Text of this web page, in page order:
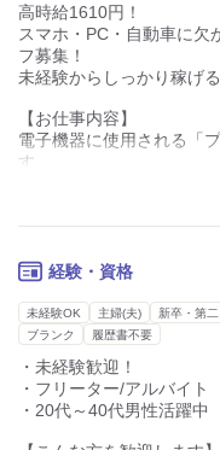
高時給1610円！
スマホ・PC・自動車に欠
フ募集！
未経験からしっかり稼げ
【お仕事内容】
電子機器に使用される「
す。
■ 機械操作による穴あけ加
■ めっき加工の補助作業
■ 加工後の製品チェック
■ 材料準備・段取り作業
基本的には、決められた
機械オペレーター業務が
経験・資格
未経験OK 主婦(夫) 新卒・第二
ブランク
履歴書不要
・未経験歓迎！
・フリーター/アルバイト
・20代～40代男性活躍中